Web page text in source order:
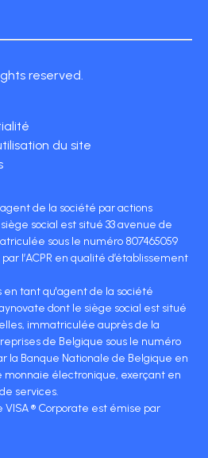
reserved.
du site
de la société par actions
social est situé 33 avenue de
sous le numéro 807465059
l’ACPR en qualité d’établissement
en tant qu'agent de la société
dont le siège social est situé
immatriculée auprès de la
de Belgique sous le numéro
la Banque Nationale de Belgique en
électronique, exerçant en
services.
® Corporate est émise par